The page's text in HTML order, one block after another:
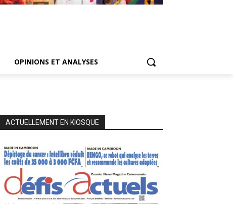
OPINIONS ET ANALYSES
ACTUELLEMENT EN KIOSQUE